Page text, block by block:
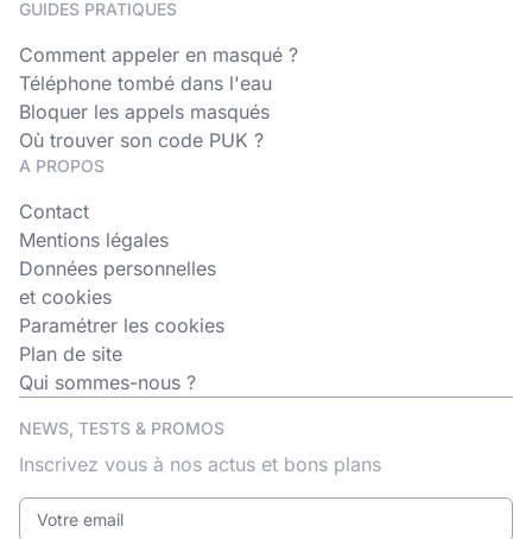
GUIDES PRATIQUES
Comment appeler en masqué ?
Téléphone tombé dans l'eau
Bloquer les appels masqués
Où trouver son code PUK ?
A PROPOS
Contact
Mentions légales
Données personnelles
et cookies
Paramétrer les cookies
Plan de site
Qui sommes-nous ?
NEWS, TESTS & PROMOS
Inscrivez vous à nos actus et bons plans